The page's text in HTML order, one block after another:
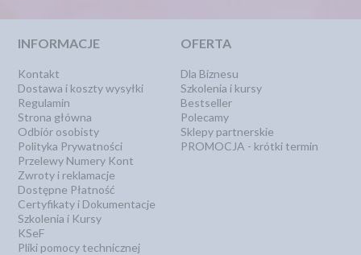
INFORMACJE
Kontakt
Dostawa i koszty wysyłki
Regulamin
Strona główna
Odbiór osobisty
Polityka Prywatności
Przelewy Numery Kont
Zwroty i reklamacje
Dostępne Płatność
Certyfikaty i Dokumentacje
Szkolenia i Kursy
KSeF
Pliki pomocy technicznej
OFERTA
Dla Biznesu
Szkolenia i kursy
Bestseller
Polecamy
Sklepy partnerskie
PROMOCJA - krótki termin